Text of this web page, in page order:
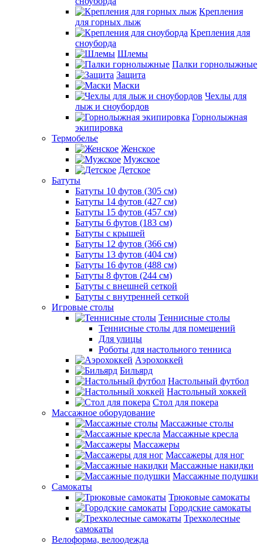
Крепления
для горных лыж
Крепления для
сноуборда
Шлемы
Палки горнолыжные
Защита
Маски
Чехлы для
лыж и сноубордов
Горнолыжная
экипировка
Термобелье
Женское
Мужское
Детское
Батуты
Батуты 10 футов (305 см)
Батуты 14 футов (427 см)
Батуты 15 футов (457 см)
Батуты 6 футов (183 см)
Батуты с крышей
Батуты 12 футов (366 см)
Батуты 13 футов (404 см)
Батуты 16 футов (488 см)
Батуты 8 футов (244 см)
Батуты с внешней сеткой
Батуты с внутренней сеткой
Игровые столы
Теннисные столы
Теннисные столы для помещений
Для улицы
Роботы для настольного тенниса
Аэрохоккей
Бильярд
Настольный футбол
Настольный хоккей
Стол для покера
Массажное оборудование
Массажные столы
Массажные кресла
Массажеры
Массажеры для ног
Массажные накидки
Массажные подушки
Самокаты
Трюковые самокаты
Городские самокаты
Трехколесные
самокаты
Велоформа, велоодежда